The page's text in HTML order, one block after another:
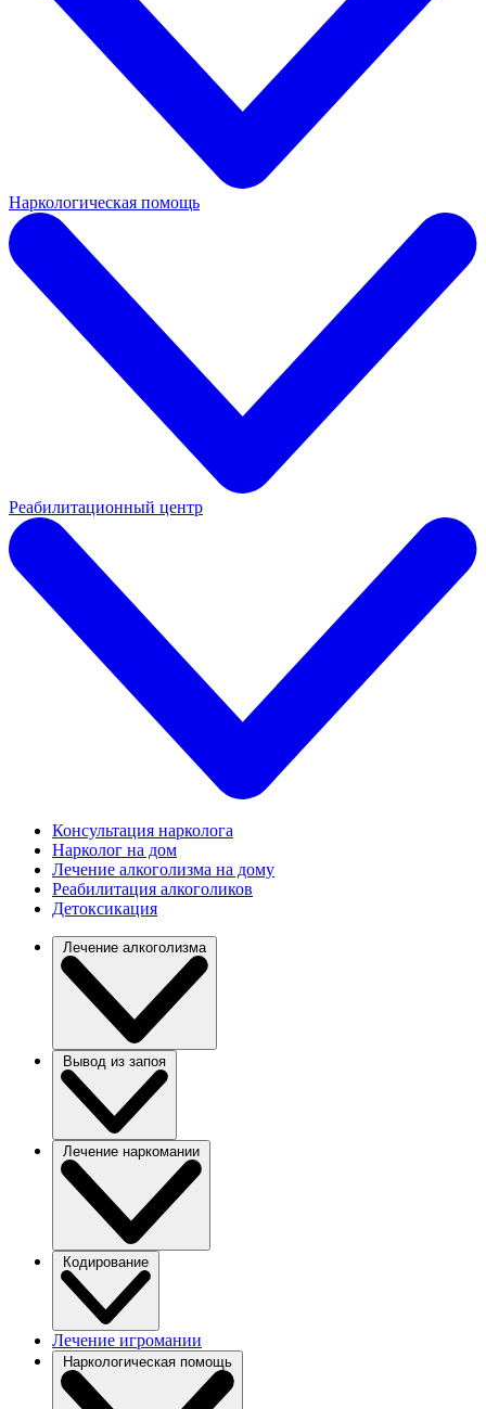
Наркологическая помощь
Реабилитационный центр
Консультация нарколога
Нарколог на дом
Лечение алкоголизма на дому
Реабилитация алкоголиков
Детоксикация
Лечение алкоголизма
Вывод из запоя
Лечение наркомании
Кодирование
Лечение игромании
Наркологическая помощь